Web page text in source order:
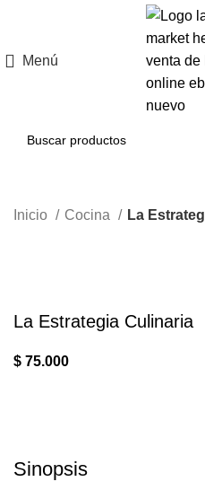
Menú
Inicio Cocina La
La Estrategia Culinaria
$ 75.000
Sinopsis